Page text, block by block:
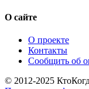
О сайте
О проекте
Контакты
Сообщить об
© 2012-2025